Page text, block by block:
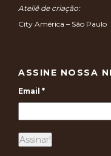
Ateliê de criação:
City América – São Paulo
ASSINE NOSSA
Email *